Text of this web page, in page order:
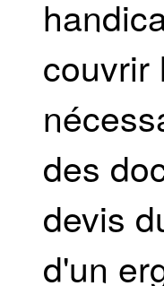
couvrir
des
devis
d'un